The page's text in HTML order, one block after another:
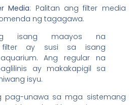
Media: Palitan ang filter media
ng tagagawa.
isang maayos na
filter ay susi sa isang
Ang regular na
ay makakapigil sa
isyu.
pag-unawa sa mga sistemang